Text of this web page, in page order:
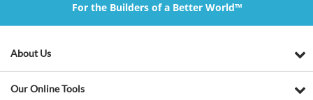
For the Builders of a Better World™
About Us
Our Online Tools